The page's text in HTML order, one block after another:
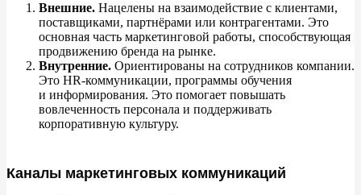
Внешние. Нацелены на взаимодействие с клиентами,
поставщиками, партнёрами или контрагентами. Это
основная часть маркетинговой работы, способствующая
продвижению бренда на рынке.
Внутренние. Ориентированы на сотрудников компании.
Это HR-коммуникации, программы обучения
и информирования. Это помогает повышать
вовлеченность персонала и поддерживать
корпоративную культуру.
Каналы маркетинговых коммуникаций